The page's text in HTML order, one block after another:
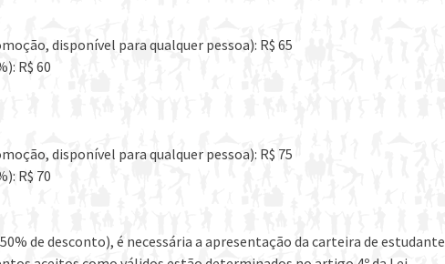
disponível para qualquer pessoa): R$ 65
R$ 60
disponível para qualquer pessoa): R$ 75
R$ 70
de desconto), é necessária a apresentação da carteira de estudante